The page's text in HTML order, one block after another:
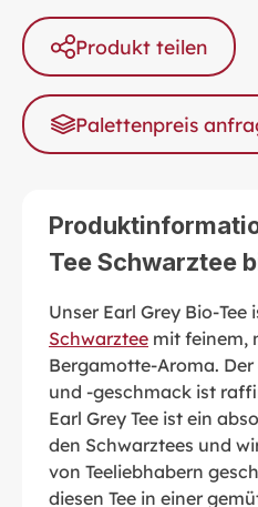
Produkt teilen
Palettenpreis
Tee Schwarztee
Unser Earl Grey Bio-
Schwarztee mit feinem,
Bergamotte-Aroma.
und -geschmack ist
Earl Grey Tee ist ein
den Schwarztees und
von Teeliebhabern
diesen Tee in einer